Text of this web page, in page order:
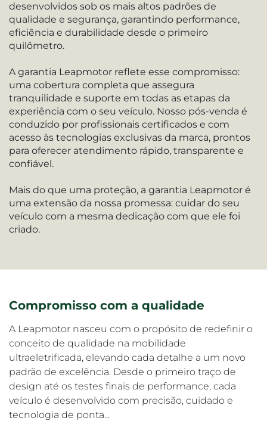
desenvolvidos sob os mais altos padrões de
qualidade e segurança, garantindo performance,
eficiência e durabilidade desde o primeiro
quilômetro.
A garantia Leapmotor reflete esse compromisso:
uma cobertura completa que assegura
tranquilidade e suporte em todas as etapas da
experiência com o seu veículo. Nosso pós-venda é
conduzido por profissionais certificados e com
acesso às tecnologias exclusivas da marca, prontos
para oferecer atendimento rápido, transparente e
confiável.
Mais do que uma proteção, a garantia Leapmotor é
uma extensão da nossa promessa: cuidar do seu
veículo com a mesma dedicação com que ele foi
criado.
Compromisso com a qualidade
A Leapmotor nasceu com o propósito de redefinir o
conceito de qualidade na mobilidade
ultraeletrificada, elevando cada detalhe a um novo
padrão de excelência. Desde o primeiro traço de
design até os testes finais de performance, cada
veículo é desenvolvido com precisão, cuidado e
tecnologia de ponta...